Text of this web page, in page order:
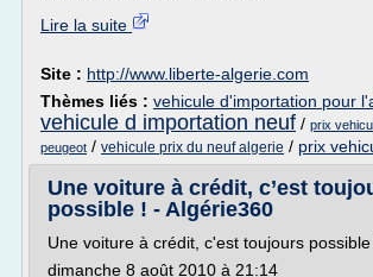
Lire la suite
Site : http://www.liberte-algerie.com
Thèmes liés : vehicule d'importation pour
vehicule d importation neuf / prix
peugeot / vehicule prix du neuf algerie / prix
Une voiture à crédit, c’est
possible ! - Algérie360
Une voiture à crédit, c'est toujours possible
dimanche 8 août 2010 à 21:14